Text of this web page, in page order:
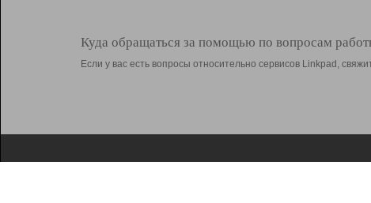
Куда обращаться за помощью по вопросам
Если у вас есть вопросы относительно сервисов Linkpad,